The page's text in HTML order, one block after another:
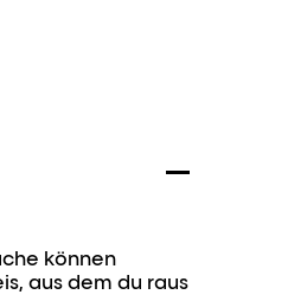
können
aus dem du raus